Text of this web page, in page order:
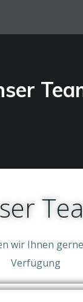
springen
wir Ihnen
Verfügung